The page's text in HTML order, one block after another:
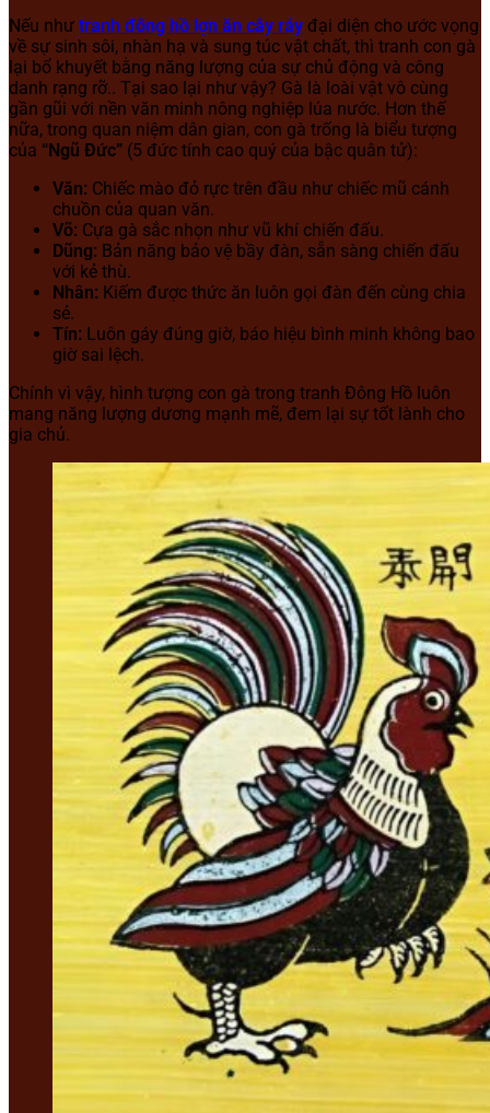
Nếu như tranh đông hồ lợn ăn cây ráy đại diện cho ước vọng
về sự sinh sôi, nhàn hạ và sung túc vật chất, thì tranh con gà
lại bổ khuyết bằng năng lượng của sự chủ động và công
danh rạng rỡ.. Tại sao lại như vậy? Gà là loài vật vô cùng
gần gũi với nền văn minh nông nghiệp lúa nước. Hơn thế
nữa, trong quan niệm dân gian, con gà trống là biểu tượng
của “Ngũ Đức” (5 đức tính cao quý của bậc quân tử):
Văn: Chiếc mào đỏ rực trên đầu như chiếc mũ cánh
chuồn của quan văn.
Võ: Cựa gà sắc nhọn như vũ khí chiến đấu.
Dũng: Bản năng bảo vệ bầy đàn, sẵn sàng chiến đấu
với kẻ thù.
Nhân: Kiếm được thức ăn luôn gọi đàn đến cùng chia
sẻ.
Tín: Luôn gáy đúng giờ, báo hiệu bình minh không bao
giờ sai lệch.
Chính vì vậy, hình tượng con gà trong tranh Đông Hồ luôn
mang năng lượng dương mạnh mẽ, đem lại sự tốt lành cho
gia chủ.